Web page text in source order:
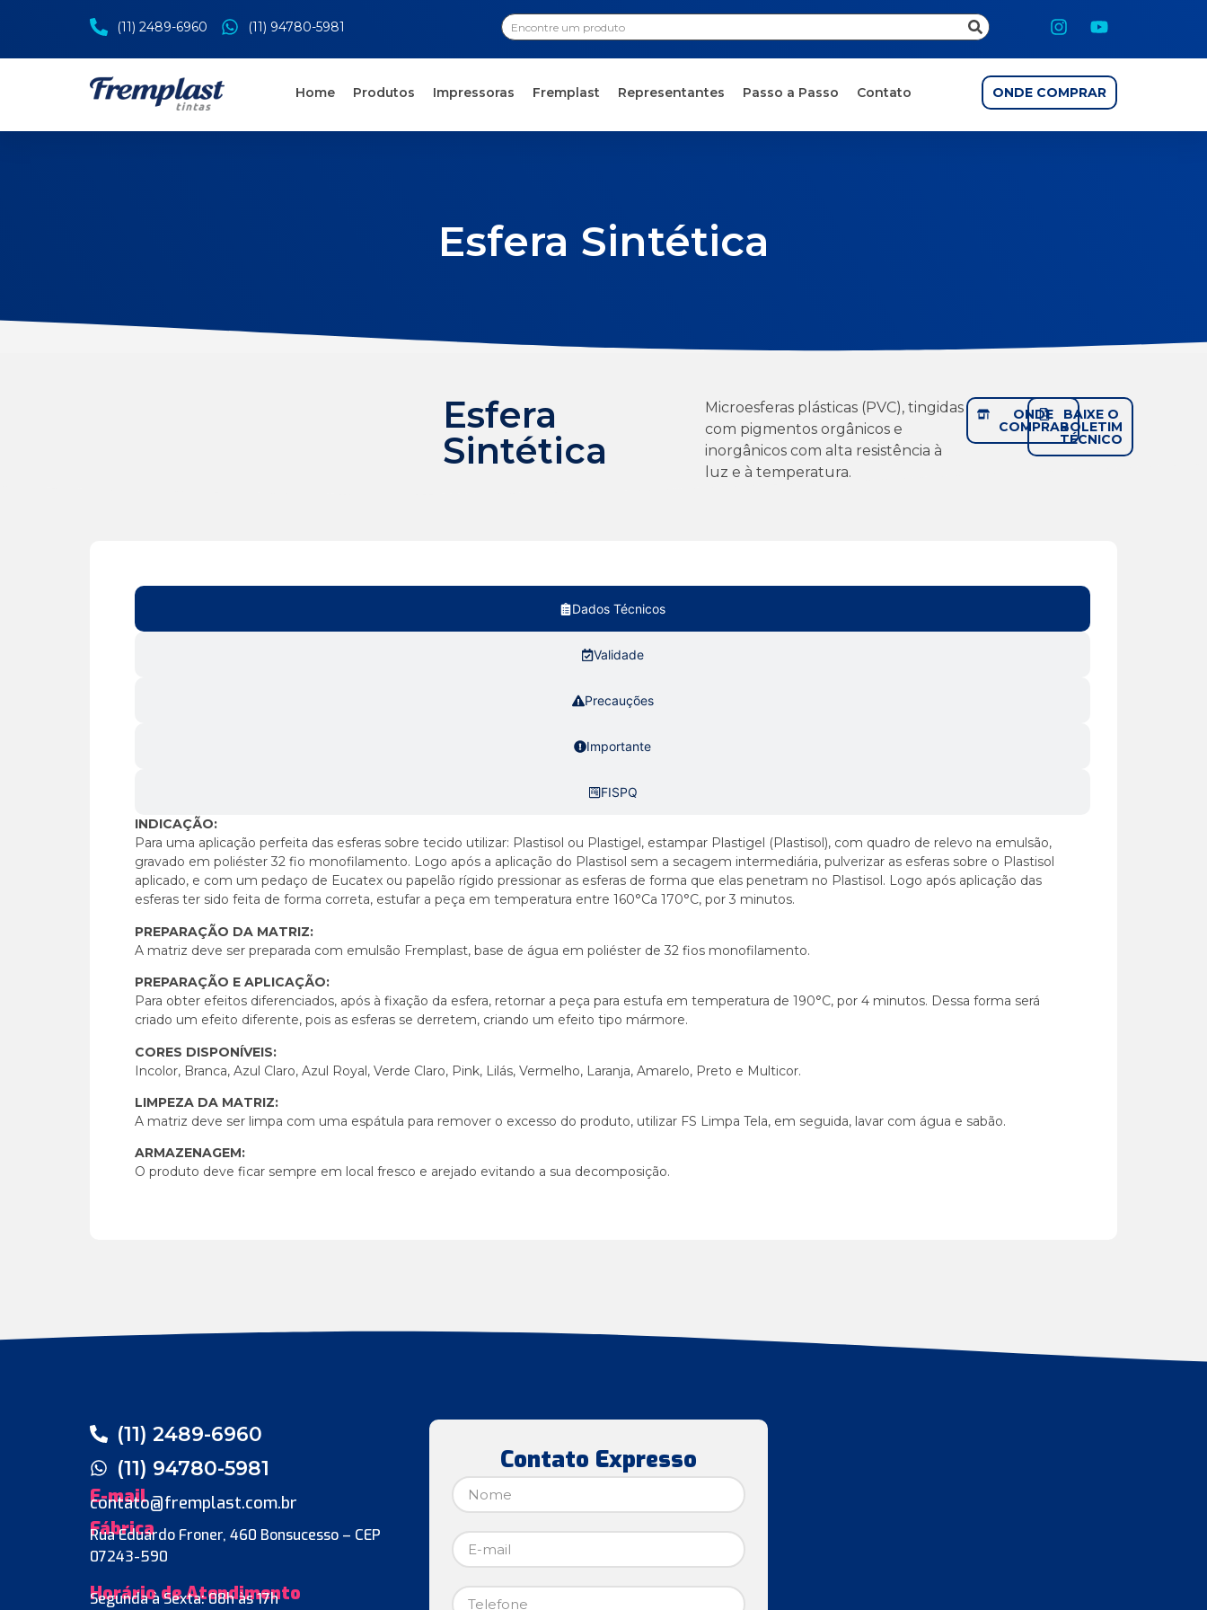
(11) 2489-6960 (11) 94780-5981
Home Produtos Impressoras Fremplast Representantes Passo a Passo Contato ONDE COMPRAR
Esfera Sintética
Esfera
Sintética
Microesferas plásticas (PVC), tingidas
com pigmentos orgânicos e
inorgânicos com alta resistência à
luz e à temperatura.
ONDE
COMPRAR
BAIXE O
BOLETIM
TÉCNICO
Dados Técnicos
Validade
Precauções
Importante
FISPQ
INDICAÇÃO:
Para uma aplicação perfeita das esferas sobre tecido utilizar: Plastisol ou Plastigel, estampar Plastigel (Plastisol), com quadro de relevo na emulsão,
gravado em poliéster 32 fio monofilamento. Logo após a aplicação do Plastisol sem a secagem intermediária, pulverizar as esferas sobre o Plastisol
aplicado, e com um pedaço de Eucatex ou papelão rígido pressionar as esferas de forma que elas penetram no Plastisol. Logo após aplicação das
esferas ter sido feita de forma correta, estufar a peça em temperatura entre 160°Ca 170°C, por 3 minutos.
PREPARAÇÃO DA MATRIZ:
A matriz deve ser preparada com emulsão Fremplast, base de água em poliéster de 32 fios monofilamento.
PREPARAÇÃO E APLICAÇÃO:
Para obter efeitos diferenciados, após à fixação da esfera, retornar a peça para estufa em temperatura de 190°C, por 4 minutos. Dessa forma será
criado um efeito diferente, pois as esferas se derretem, criando um efeito tipo mármore.
CORES DISPONÍVEIS:
Incolor, Branca, Azul Claro, Azul Royal, Verde Claro, Pink, Lilás, Vermelho, Laranja, Amarelo, Preto e Multicor.
LIMPEZA DA MATRIZ:
A matriz deve ser limpa com uma espátula para remover o excesso do produto, utilizar FS Limpa Tela, em seguida, lavar com água e sabão.
ARMAZENAGEM:
O produto deve ficar sempre em local fresco e arejado evitando a sua decomposição.
(11) 2489-6960
(11) 94780-5981
E-mail
contato@fremplast.com.br
Fábrica
Rua Eduardo Froner, 460 Bonsucesso – CEP
07243-590
Horário de Atendimento
Segunda à Sexta: 08h às 17h
Contato Expresso